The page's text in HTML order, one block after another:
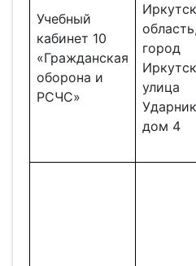
Учебный
кабинет 10
«Гражданская
оборона и
РСЧС»
область,
город
улица
дом 4